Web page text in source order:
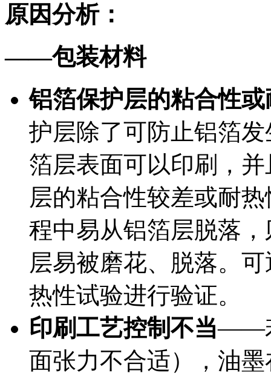
原因分析：
——包装材料
铝箔保护层的粘合性
护层除了可防止铝箔
箔层表面可以印刷，
层的粘合性较差或耐
程中易从铝箔层脱落
层易被磨花、脱落。
热性试验进行验证。
印刷工艺控制不当——
面张力不合适），油